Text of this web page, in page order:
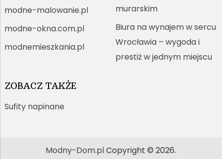
modne-malowanie.pl
modne-okna.com.pl
modnemieszkania.pl
murarskim
Biura na wynajem w sercu
Wrocławia – wygoda i
prestiż w jednym miejscu
ZOBACZ TAKŻE
Sufity napinane
Modny-Dom.plCopyright © 2026.